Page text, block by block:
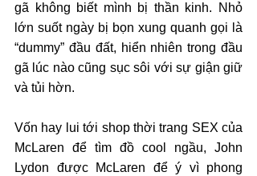
gã không biết mình bị thần kinh. Nhỏ
lớn suốt ngày bị bọn xung quanh gọi là
“dummy” đầu đất, hiển nhiên trong đầu
gã lúc nào cũng sục sôi với sự giận giữ
và tủi hờn.
Vốn hay lui tới shop thời trang SEX của
McLaren để tìm đồ cool ngầu, John
Lydon được McLaren để ý vì phong